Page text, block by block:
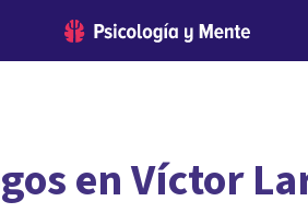
el psicólogo adecuado?
en Víctor